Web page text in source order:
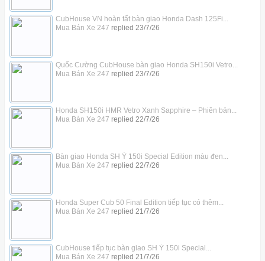
CubHouse VN hoàn tất bàn giao Honda Dash 125Fi...
Mua Bán Xe 247 replied 23/7/26
Quốc Cường CubHouse bàn giao Honda SH150i Vetro...
Mua Bán Xe 247 replied 23/7/26
Honda SH150i HMR Vetro Xanh Sapphire – Phiên bản...
Mua Bán Xe 247 replied 22/7/26
Bàn giao Honda SH Ý 150i Special Edition màu đen...
Mua Bán Xe 247 replied 22/7/26
Honda Super Cub 50 Final Edition tiếp tục có thêm...
Mua Bán Xe 247 replied 21/7/26
CubHouse tiếp tục bàn giao SH Ý 150i Special...
Mua Bán Xe 247 replied 21/7/26